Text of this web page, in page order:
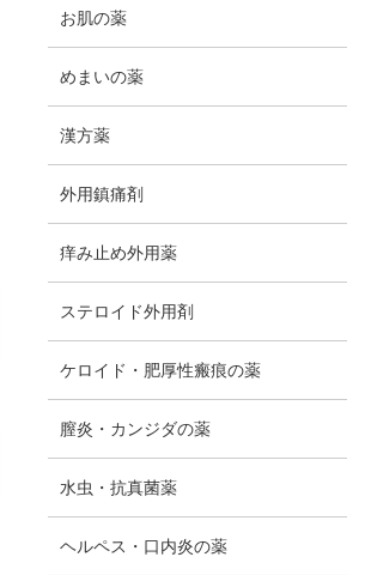
お肌の薬
めまいの薬
漢方薬
外用鎮痛剤
痒み止め外用薬
ステロイド外用剤
ケロイド・肥厚性瘢痕の薬
膣炎・カンジダの薬
水虫・抗真菌薬
ヘルペス・口内炎の薬